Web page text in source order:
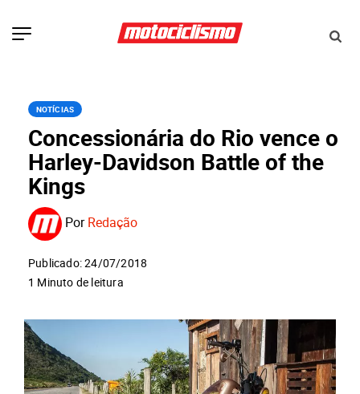
NOTÍCIAS
Concessionária do Rio vence o
Harley-Davidson Battle of the
Kings
PorRedação
Publicado: 24/07/2018
1 Minuto de leitura